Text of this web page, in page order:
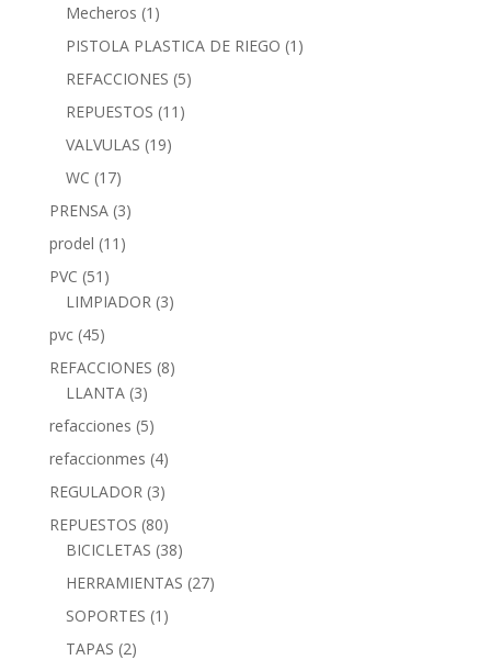
Mecheros (1)
PISTOLA PLASTICA DE RIEGO (1)
REFACCIONES (5)
REPUESTOS (11)
VALVULAS (19)
WC (17)
PRENSA (3)
prodel (11)
PVC (51)
LIMPIADOR (3)
pvc (45)
REFACCIONES (8)
LLANTA (3)
refacciones (5)
refaccionmes (4)
REGULADOR (3)
REPUESTOS (80)
BICICLETAS (38)
HERRAMIENTAS (27)
SOPORTES (1)
TAPAS (2)